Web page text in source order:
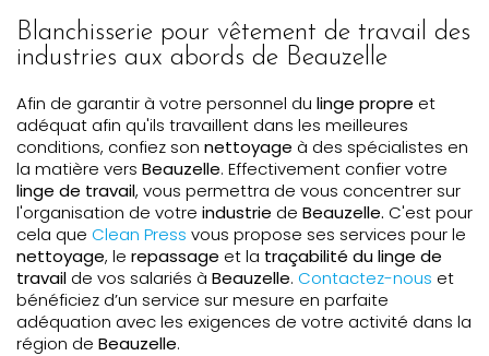
Blanchisserie pour vêtement de travail des
industries aux abords de Beauzelle
Afin de garantir à votre personnel du linge propre et
adéquat afin qu'ils travaillent dans les meilleures
conditions, confiez son nettoyage à des spécialistes en
la matière vers Beauzelle. Effectivement confier votre
linge de travail, vous permettra de vous concentrer sur
l'organisation de votre industrie de Beauzelle. C'est pour
cela que Clean Press vous propose ses services pour le
nettoyage, le repassage et la traçabilité du linge de
travail de vos salariés à Beauzelle. Contactez-nous et
bénéficiez d’un service sur mesure en parfaite
adéquation avec les exigences de votre activité dans la
région de Beauzelle.